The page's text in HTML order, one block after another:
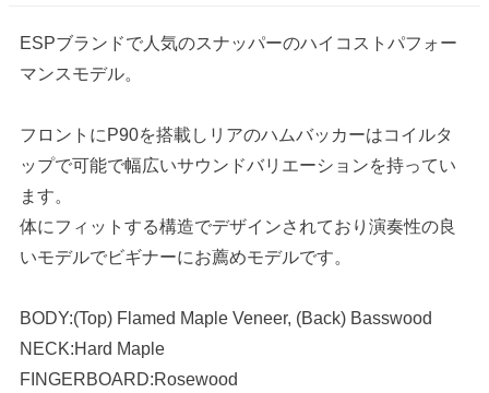
ESPブランドで人気のスナッパーのハイコストパフォー
マンスモデル。
フロントにP90を搭載しリアのハムバッカーはコイルタ
ップで可能で幅広いサウンドバリエーションを持ってい
ます。
体にフィットする構造でデザインされており演奏性の良
いモデルでビギナーにお薦めモデルです。
BODY:(Top) Flamed Maple Veneer, (Back) Basswood
NECK:Hard Maple
FINGERBOARD:Rosewood